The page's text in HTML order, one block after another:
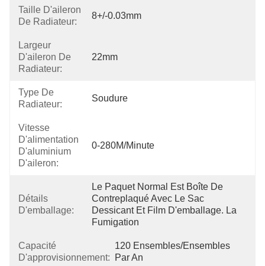
Taille D'aileron
De Radiateur:
8+/-0.03mm
Largeur
D'aileron De
Radiateur:
22mm
Type De
Radiateur:
Soudure
Vitesse
D'alimentation
D'aluminium
D'aileron:
0-280M/Minute
Détails
D'emballage:
Le Paquet Normal Est Boîte De
Contreplaqué Avec Le Sac
Dessicant Et Film D'emballage. La
Fumigation
Capacité
D'approvisionnement:
120 Ensembles/ensembles
Par An